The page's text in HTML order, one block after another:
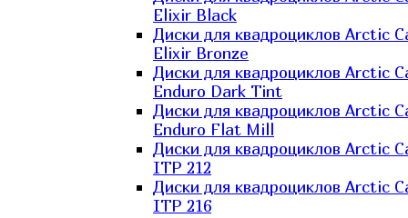
Elixir Black
Диски для квадроциклов Arctic
Elixir Bronze
Диски для квадроциклов Arctic
Enduro Dark Tint
Диски для квадроциклов Arctic
Enduro Flat Mill
Диски для квадроциклов Arctic
ITP 212
Диски для квадроциклов Arctic
ITP 216